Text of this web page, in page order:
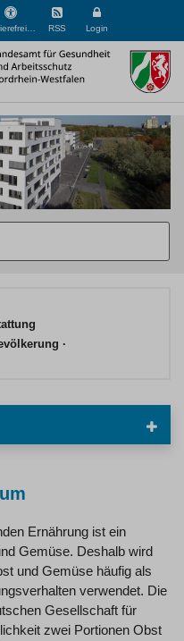
Barrierefreiheit RSS Login
Ernährung ist ein
Gemüse. Deshalb wird
und Gemüse häufig als
verwendet. Die
Gesellschaft für
zwei Portionen Obst